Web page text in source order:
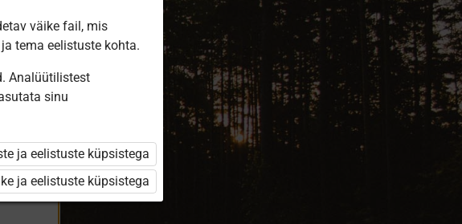
väike fail, mis
tema eelistuste kohta.
Analüütilistest
sinu
ja eelistuste küpsistega
ja eelistuste küpsistega